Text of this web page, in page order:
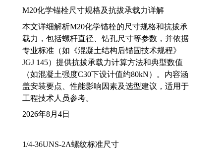
M20化学锚栓尺寸规格及抗拔承载力详解
本文详细解析M20化学锚栓的尺寸规格和抗拔承
载力，包括螺杆直径、钻孔尺寸等参数，并依据
专业标准（如《混凝土结构后锚固技术规程》
JGJ 145）提供抗拔承载力计算方法和典型数值
（如混凝土强度C30下设计值约80kN）。内容涵
盖安装要点、性能影响因素及选型建议，适用于
工程技术人员参考。
2026年8月4日
1/4-36UNS-2A螺纹标准尺寸